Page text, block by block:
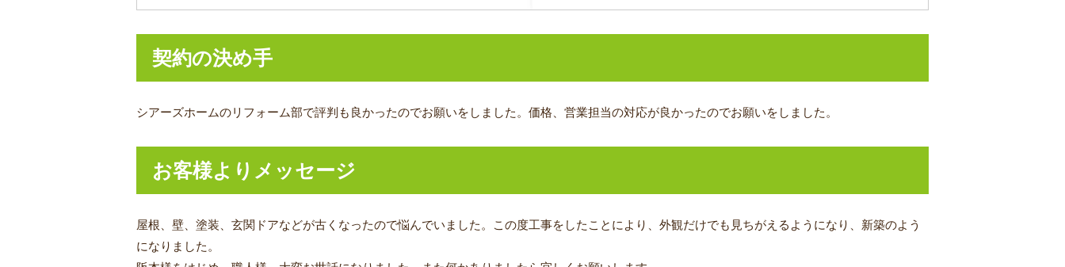
契約の決め手
シアーズホームのリフォーム部で評判も良かったのでお願いをしました。価格、営業担当の対応が良かったのでお願いをしました。
お客様よりメッセージ
屋根、壁、塗装、玄関ドアなどが古くなったので悩んでいました。この度工事をしたことにより、外観だけでも見ちがえるようになり、新築のよう
になりました。